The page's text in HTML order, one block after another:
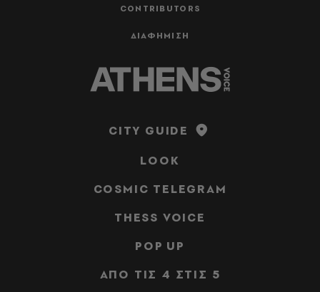
CONTRIBUTORS
ΔΙΑΦΗΜΙΣΗ
CITY GUIDE
LOOK
COSMIC TELEGRAM
THESS VOICE
POP UP
ΑΠΟ ΤΙΣ 4 ΣΤΙΣ 5